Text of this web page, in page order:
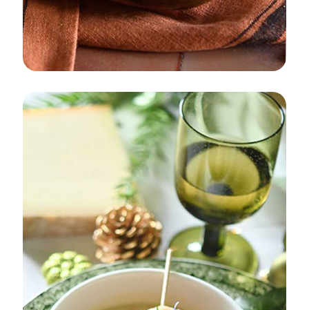
ENTRÉE
SNACK AUTOMNE/HIVER
Patates douces au confit de canard et
Gruyère de France